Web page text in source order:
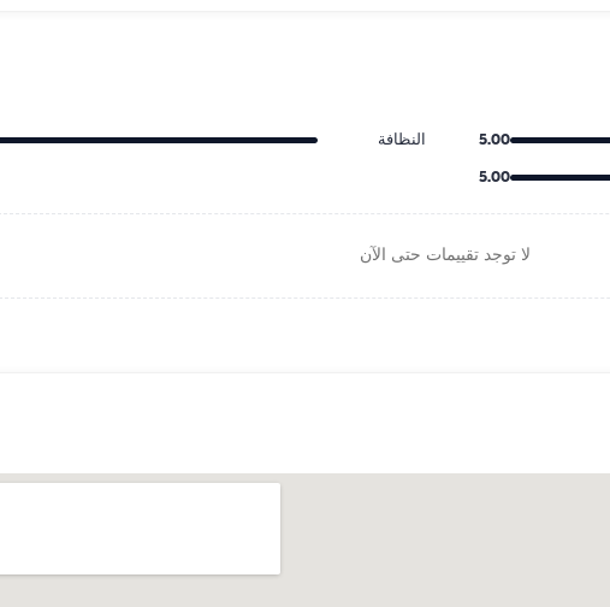
5.00 النظافة
5.00
لا توجد تقييمات حتى الآن